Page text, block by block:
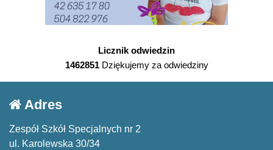
Licznik odwiedzin
1462851Dziękujemy za odwiedziny
Adres
Zespół Szkół Specjalnych nr 2
ul. Karolewska 30/34